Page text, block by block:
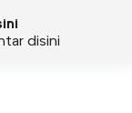
disini